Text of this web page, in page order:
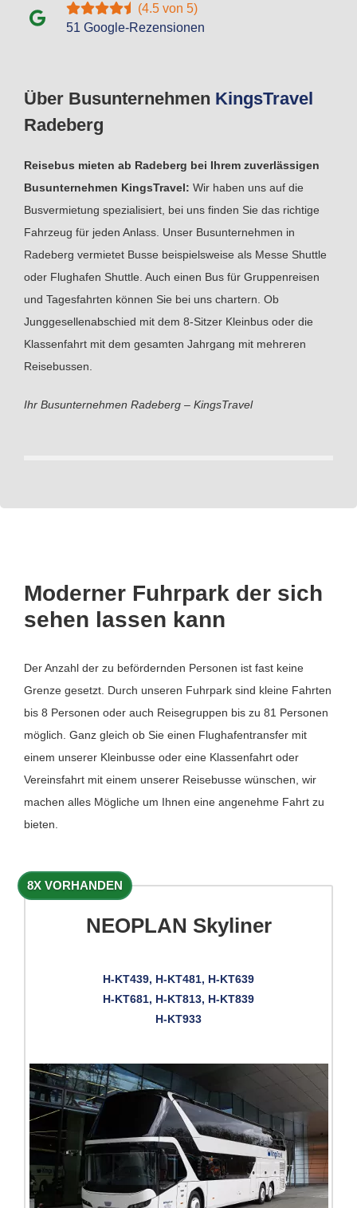
Über Busunternehmen KingsTravel
Radeberg
Reisebus mieten ab Radeberg bei Ihrem zuverlässigen
Busunternehmen KingsTravel: Wir haben uns auf die
Busvermietung spezialisiert, bei uns finden Sie das richtige
Fahrzeug für jeden Anlass. Unser Busunternehmen in
Radeberg vermietet Busse beispielsweise als Messe Shuttle
oder Flughafen Shuttle. Auch einen Bus für Gruppenreisen
und Tagesfahrten können Sie bei uns chartern. Ob
Junggesellenabschied mit dem 8-Sitzer Kleinbus oder die
Klassenfahrt mit dem gesamten Jahrgang mit mehreren
Reisebussen.
Ihr Busunternehmen Radeberg – KingsTravel
(4.5 von 5)
51 Google-Rezensionen
Moderner Fuhrpark der sich
sehen lassen kann
Der Anzahl der zu befördernden Personen ist fast keine
Grenze gesetzt. Durch unseren Fuhrpark sind kleine Fahrten
bis 8 Personen oder auch Reisegruppen bis zu 81 Personen
möglich. Ganz gleich ob Sie einen Flughafentransfer mit
einem unserer Kleinbusse oder eine Klassenfahrt oder
Vereinsfahrt mit einem unserer Reisebusse wünschen, wir
machen alles Mögliche um Ihnen eine angenehme Fahrt zu
bieten.
8X VORHANDEN
NEOPLAN Skyliner
H-KT439, H-KT481, H-KT639
H-KT681, H-KT813, H-KT839
H-KT933